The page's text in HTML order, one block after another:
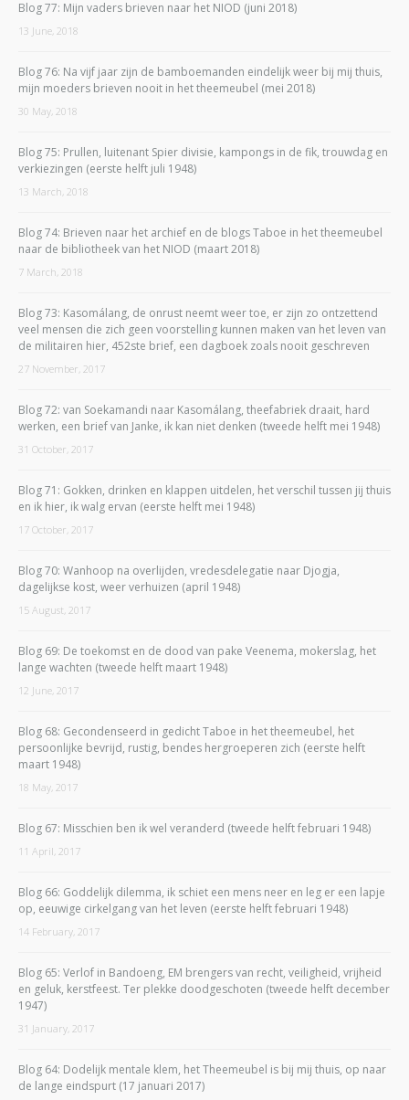
Blog 77: Mijn vaders brieven naar het NIOD (juni 2018)
13 June, 2018
Blog 76: Na vijf jaar zijn de bamboemanden eindelijk weer bij mij thuis,
mijn moeders brieven nooit in het theemeubel (mei 2018)
30 May, 2018
Blog 75: Prullen, luitenant Spier divisie, kampongs in de fik, trouwdag en
verkiezingen (eerste helft juli 1948)
13 March, 2018
Blog 74: Brieven naar het archief en de blogs Taboe in het theemeubel
naar de bibliotheek van het NIOD (maart 2018)
7 March, 2018
Blog 73: Kasomálang, de onrust neemt weer toe, er zijn zo ontzettend
veel mensen die zich geen voorstelling kunnen maken van het leven van
de militairen hier, 452ste brief, een dagboek zoals nooit geschreven
27 November, 2017
Blog 72: van Soekamandi naar Kasomálang, theefabriek draait, hard
werken, een brief van Janke, ik kan niet denken (tweede helft mei 1948)
31 October, 2017
Blog 71: Gokken, drinken en klappen uitdelen, het verschil tussen jij thuis
en ik hier, ik walg ervan (eerste helft mei 1948)
17 October, 2017
Blog 70: Wanhoop na overlijden, vredesdelegatie naar Djogja,
dagelijkse kost, weer verhuizen (april 1948)
15 August, 2017
Blog 69: De toekomst en de dood van pake Veenema, mokerslag, het
lange wachten (tweede helft maart 1948)
12 June, 2017
Blog 68: Gecondenseerd in gedicht Taboe in het theemeubel, het
persoonlijke bevrijd, rustig, bendes hergroeperen zich (eerste helft
maart 1948)
18 May, 2017
Blog 67: Misschien ben ik wel veranderd (tweede helft februari 1948)
11 April, 2017
Blog 66: Goddelijk dilemma, ik schiet een mens neer en leg er een lapje
op, eeuwige cirkelgang van het leven (eerste helft februari 1948)
14 February, 2017
Blog 65: Verlof in Bandoeng, EM brengers van recht, veiligheid, vrijheid
en geluk, kerstfeest. Ter plekke doodgeschoten (tweede helft december
1947)
31 January, 2017
Blog 64: Dodelijk mentale klem, het Theemeubel is bij mij thuis, op naar
de lange eindspurt (17 januari 2017)